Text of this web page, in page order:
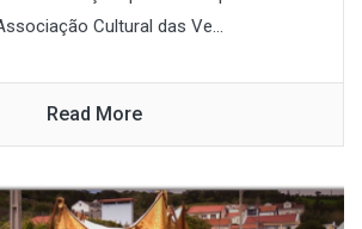
Cultural das Ve...
Read More